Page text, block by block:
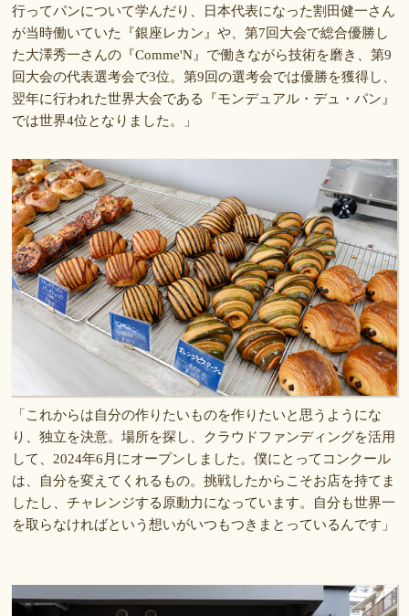
行ってパンについて学んだり、日本代表になった割田健一さん
が当時働いていた『銀座レカン』や、第7回大会で総合優勝し
た大澤秀一さんの『Comme'N』で働きながら技術を磨き、第9
回大会の代表選考会で3位。第9回の選考会では優勝を獲得し、
翌年に行われた世界大会である『モンデュアル・デュ・パン』
では世界4位となりました。」
「これからは自分の作りたいものを作りたいと思うようにな
り、独立を決意。場所を探し、クラウドファンディングを活用
して、2024年6月にオープンしました。僕にとってコンクール
は、自分を変えてくれるもの。挑戦したからこそお店を持てま
したし、チャレンジする原動力になっています。自分も世界一
を取らなければという想いがいつもつきまとっているんです」